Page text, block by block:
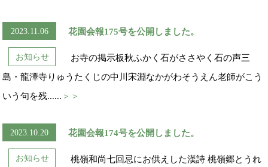
2023.11.06 花園会報175号を公開しました。
お知らせ
お寺の掲示板秋ふかく石がささやく石の声三
島・龍澤寺りゅうたくじの中川宋淵なかがわそうえん老師がこう
いう句を残...... ＞＞
2023.10.20 花園会報174号を公開しました。
お知らせ
桃嶺和尚七回忌にお供えした漢詩 桃嶺郷とうれ